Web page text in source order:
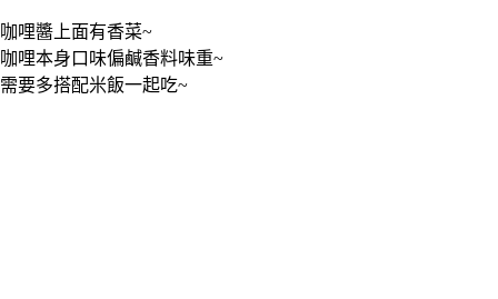
咖哩醬上面有香菜~
咖哩本身口味偏鹹香料味重~
需要多搭配米飯一起吃~